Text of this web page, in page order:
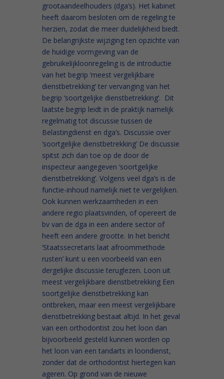
grootaandeelhouders (dga’s). Het kabinet
heeft daarom besloten om de regeling te
herzien, zodat die meer duidelijkheid biedt.
De belangrijkste wijziging ten opzichte van
de huidige vormgeving van de
gebruikelijkloonregeling is de introductie
van het begrip ‘meest vergelijkbare
dienstbetrekking’ ter vervanging van het
begrip ‘soortgelijke dienstbetrekking’. Dit
laatste begrip leidt in de praktijk namelijk
regelmatig tot discussie tussen de
Belastingdienst en dga’s. Discussie over
‘soortgelijke dienstbetrekking’ De discussie
spitst zich dan toe op de door de
inspecteur aangegeven ‘soortgelijke
dienstbetrekking’. Volgens veel dga’s is de
functie-inhoud namelijk niet te vergelijken.
Ook kunnen werkzaamheden in een
andere regio plaatsvinden, of opereert de
bv van de dga in een andere sector of
heeft een andere grootte. In het bericht
‘Staatssecretaris laat afroommethode
rusten’ kunt u een voorbeeld van een
dergelijke discussie teruglezen. Loon uit
meest vergelijkbare dienstbetrekking Een
soortgelijke dienstbetrekking kan
ontbreken, maar een meest vergelijkbare
dienstbetrekking bestaat altijd. In het geval
van een orthodontist zou het loon dan
bijvoorbeeld gesteld kunnen worden op
het loon van een tandarts in loondienst,
zonder dat de orthodontist hiertegen kan
ageren. Op grond van de nieuwe